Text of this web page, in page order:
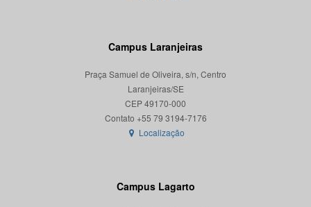
Campus Laranjeiras
Praça Samuel de Oliveira, s/n, Centro
Laranjeiras/SE
CEP 49170-000
Localização
Campus Lagarto